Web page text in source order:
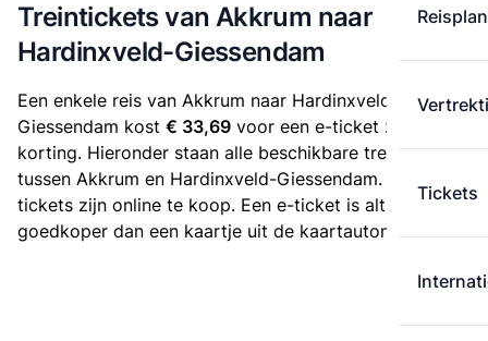
Tickets
Treintickets van Akkrum naar
Hardinxveld-Giessendam
Een enkele reis van Akkrum naar Hardinxveld-
Giessendam kost € 33,69 voor een e-ticket zonder
korting. Hieronder staan alle beschikbare treintickets
tussen Akkrum en Hardinxveld-Giessendam. Deze
tickets zijn online te koop. Een e-ticket is altijd
goedkoper dan een kaartje uit de kaartautomaat.